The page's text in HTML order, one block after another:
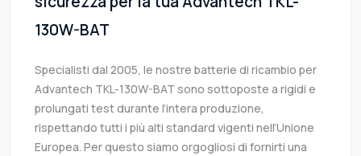
130W-BAT
Specialisti dal 2005, le nostre batterie di ricambio per
Advantech TKL-130W-BAT sono sottoposte a rigidi e
prolungati test durante l’intera produzione,
rispettando tutti i più alti standard vigenti nell’Unione
Europea. Per questo siamo orgogliosi di fornirti una